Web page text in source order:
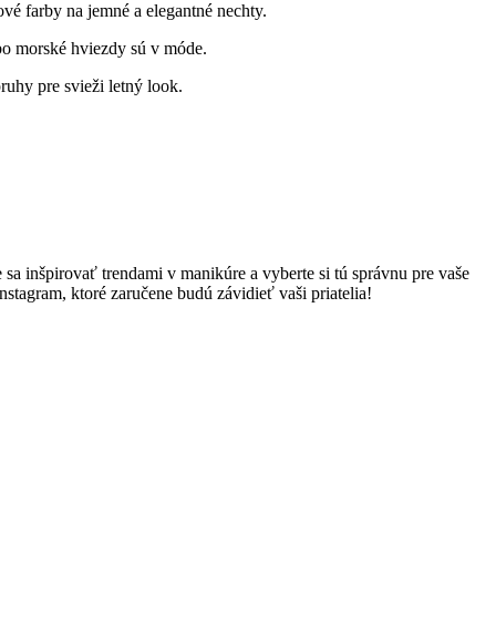
farby ⁤na jemné a elegantné ⁢nechty.
morské hviezdy sú v⁤ móde.
pre svieži letný look.
inšpirovať trendami ​v manikúre⁣ a vyberte si⁢ tú správnu pre vaše
ktoré zaručene budú​ závidieť vaši priatelia!